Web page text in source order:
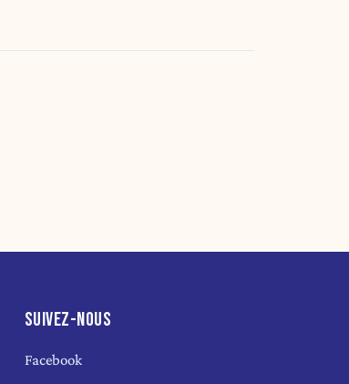
SUIVEZ-NOUS
Facebook